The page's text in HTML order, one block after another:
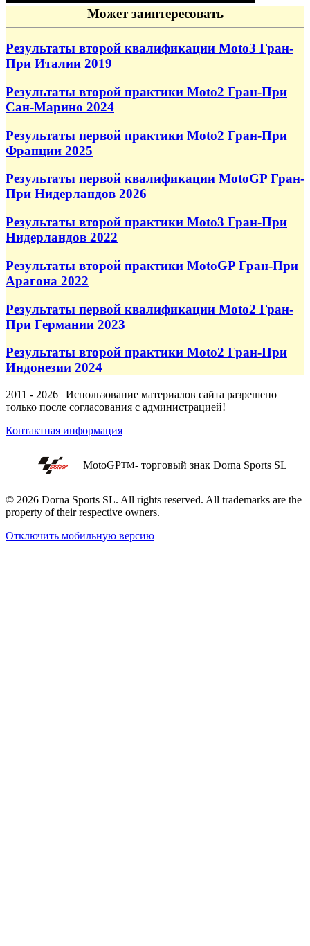
Может заинтересовать
Результаты второй квалификации Moto3 Гран-
При Италии 2019
Результаты второй практики Moto2 Гран-При
Сан-Марино 2024
Результаты первой практики Moto2 Гран-При
Франции 2025
Результаты первой квалификации MotoGP Гран-
При Нидерландов 2026
Результаты второй практики Moto3 Гран-При
Нидерландов 2022
Результаты второй практики MotoGP Гран-При
Арагона 2022
Результаты первой квалификации Moto2 Гран-
При Германии 2023
Результаты второй практики Moto2 Гран-При
Индонезии 2024
2011 - 2026 | Использование материалов сайта разрешено
только после согласования с администрацией!
Контактная информация
MotoGPTM- торговый знак Dorna Sports SL
© 2026 Dorna Sports SL. All rights reserved. All trademarks are the
property of their respective owners.
Отключить мобильную версию